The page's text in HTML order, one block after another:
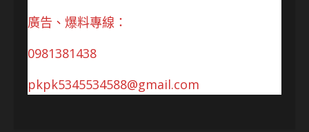
廣告、爆料專線：
0981381438
pkpk5345534588@gmail.com